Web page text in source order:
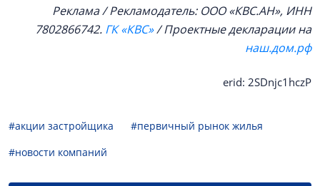
Реклама / Рекламодатель: ООО «КВС.АН», ИНН
7802866742. ГК «КВС»/ Проектные декларации на
наш.дом.рф
erid: 2SDnjc1hczP
#акции застройщика
#первичный рынок жилья
#новости компаний